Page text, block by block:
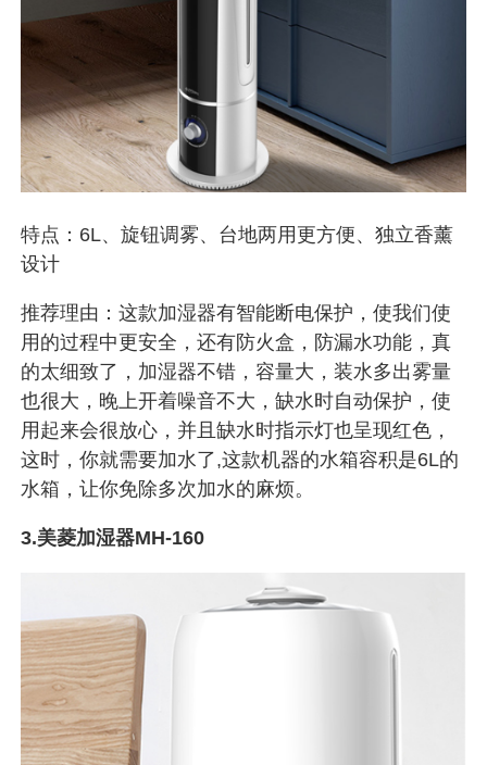
特点：6L、旋钮调雾、台地两用更方便、独立香薰
设计
推荐理由：这款加湿器有智能断电保护，使我们使
用的过程中更安全，还有防火盒，防漏水功能，真
的太细致了，加湿器不错，容量大，装水多出雾量
也很大，晚上开着噪音不大，缺水时自动保护，使
用起来会很放心，并且缺水时指示灯也呈现红色，
这时，你就需要加水了,这款机器的水箱容积是6L的
水箱，让你免除多次加水的麻烦。
3.美菱加湿器MH-160